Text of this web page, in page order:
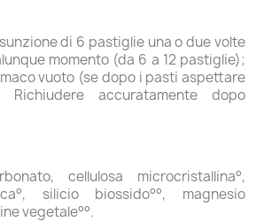
di 6 pastiglie una o due volte
momento (da 6 a 12 pastiglie);
vuoto (se dopo i pasti aspettare
accuratamente dopo
cellulosa microcristallina°,
silicio biossido°°, magnesio
vegetale°°.